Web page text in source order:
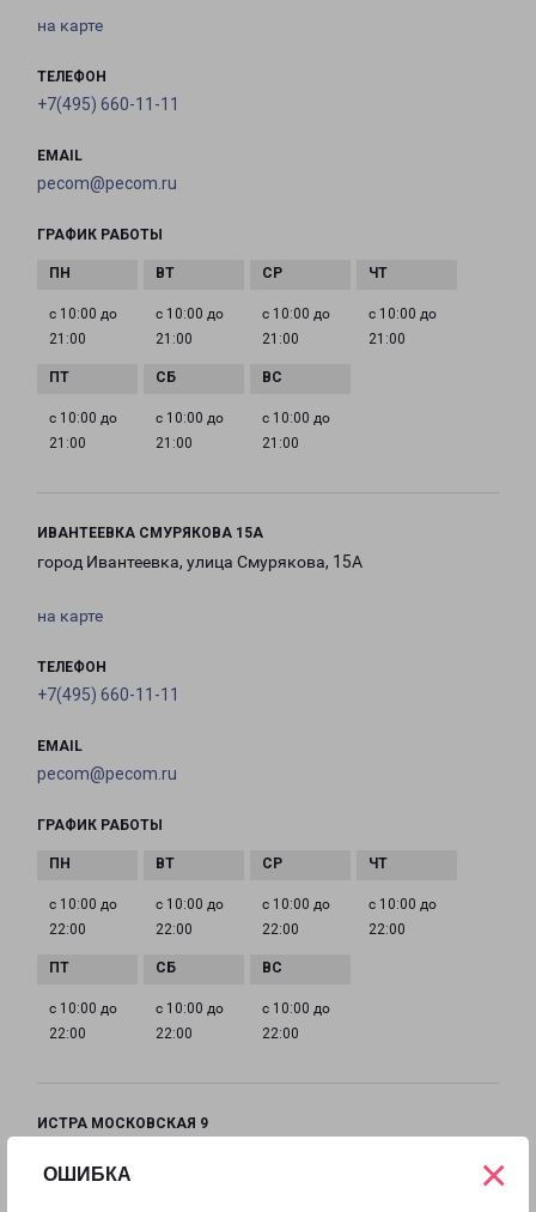
ОШИБКА ×
на карте
ТЕЛЕФОН
+7(495) 660-11-11
EMAIL
pecom@pecom.ru
ГРАФИК РАБОТЫ
с 10:00 до
21:00
с 10:00 до
21:00
с 10:00 до
21:00
с 10:00 до
21:00
с 10:00 до
21:00
с 10:00 до
21:00
с 10:00 до
21:00
ИВАНТЕЕВКА СМУРЯКОВА 15А
город Ивантеевка, улица Смурякова, 15А
на карте
ТЕЛЕФОН
+7(495) 660-11-11
EMAIL
pecom@pecom.ru
ГРАФИК РАБОТЫ
с 10:00 до
22:00
с 10:00 до
22:00
с 10:00 до
22:00
с 10:00 до
22:00
с 10:00 до
22:00
с 10:00 до
22:00
с 10:00 до
22:00
ИСТРА МОСКОВСКАЯ 9